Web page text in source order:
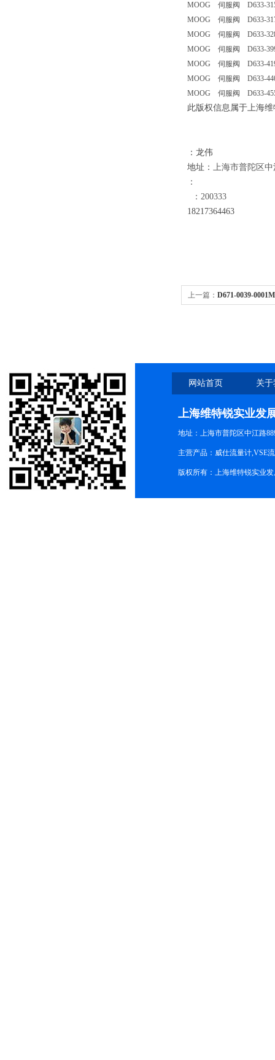
MOOG 伺服阀 D633-
MOOG 伺服阀 D633-
MOOG 伺服阀 D633-
MOOG 伺服阀 D633-
MOOG 伺服阀 D633-
MOOG 伺服阀 D633-
MOOG 伺服阀 D633-
此版权信息属于上海
：龙伟
地址： 上海市普陀区中
：
：200333
18217364463
上一篇： D671-0039-
网站首页 关
上海维特锐实业发
地址：上海市普陀区中江路
主营产品：威仕流量计,VSE
版权所有：上海维特锐实业